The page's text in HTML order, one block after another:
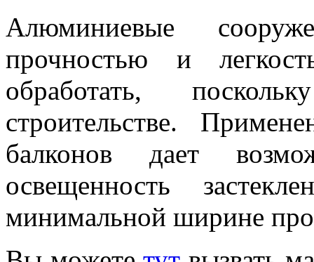
Алюминиевые
прочностью и
обработать,
строительстве.
балконов дает
освещенность
минимальной ширине